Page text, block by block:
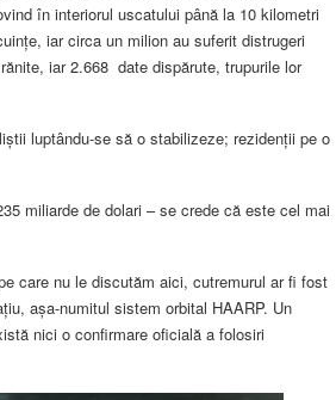
în interiorul uscatului până la 10 kilometri
iar circa un milion au suferit distrugeri
iar 2.668 date dispărute, trupurile lor
luptându-se să o stabilizeze; rezidenții pe o
miliarde de dolari – se crede că este cel mai
care nu le discutăm aici, cutremurul ar fi fost
așa-numitul sistem orbital HAARP. Un
nici o confirmare oficială a folosiri